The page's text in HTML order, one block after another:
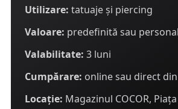
Utilizare: tatuaje și piercing
Valoare: predefinită sau
Valabilitate: 3 luni
Cumpărare: online sau direct
Locație: Magazinul COCOR,